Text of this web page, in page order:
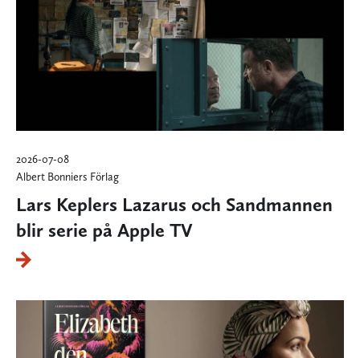
2026-07-08
Albert Bonniers Förlag
Lars Keplers Lazarus och Sandmannen
blir serie på Apple TV